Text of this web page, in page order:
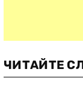
ЧИТАЙТЕ